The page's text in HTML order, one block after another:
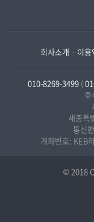
회사소개 · 이용
010-8269-3499(
주
세종특
통신
계좌번호: KEB
© 2018